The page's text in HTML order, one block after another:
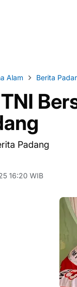
Alam Berita
Padang
16:20 WIB